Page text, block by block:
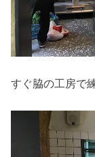
すぐ脇の工房で